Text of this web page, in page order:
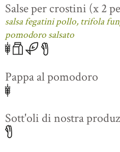
Salse per crostini (x 2
salsa fegatini pollo, trifola
pomodoro salsato
Pappa al pomodoro
Sott'oli di nostra